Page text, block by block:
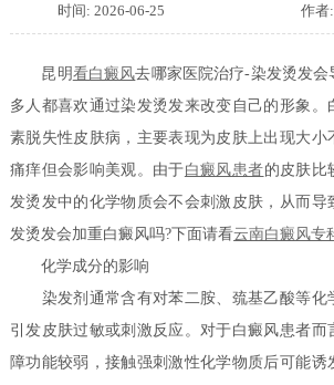
时间: 2026-06-25 作者
昆明看白癜风去哪家医院治疗-染发烫发
多人都喜欢通过染发烫发来改变自己的形象。
素脱失性皮肤病，主要表现为皮肤上出现大小
痛痒但会影响美观。由于白癜风患者的皮肤比
发烫发中的化学物质会不会刺激皮肤，从而导
发烫发会加重白癜风吗?下面请看云南白癜风专
化学成分的影响
染发剂通常含有对苯二胺、巯基乙酸等化
引发皮肤过敏或刺激反应。对于白癜风患者而
障功能较弱，接触强刺激性化学物质后可能诱